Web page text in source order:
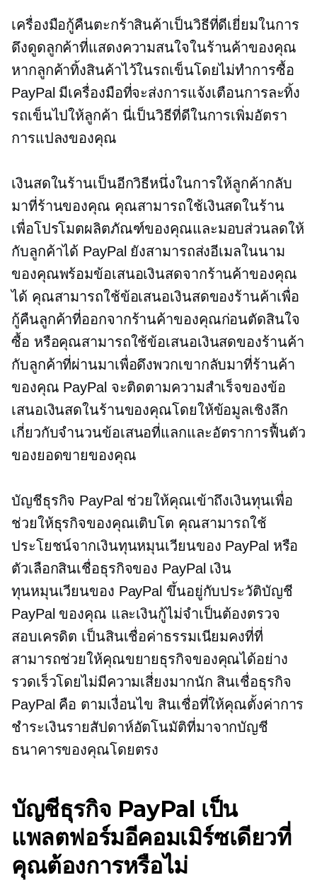
เครื่องมือกู้คืนตะกร้าสินค้าเป็นวิธีที่ดีเยี่ยมในการ
ดึงดูดลูกค้าที่แสดงความสนใจในร้านค้าของคุณ
หากลูกค้าทิ้งสินค้าไว้ในรถเข็นโดยไม่ทำการซื้อ
PayPal มีเครื่องมือที่จะส่งการแจ้งเตือนการละทิ้ง
รถเข็นไปให้ลูกค้า นี่เป็นวิธีที่ดีในการเพิ่มอัตรา
การแปลงของคุณ
เงินสดในร้านเป็นอีกวิธีหนึ่งในการให้ลูกค้ากลับ
มาที่ร้านของคุณ คุณสามารถใช้เงินสดในร้าน
เพื่อโปรโมตผลิตภัณฑ์ของคุณและมอบส่วนลดให้
กับลูกค้าได้ PayPal ยังสามารถส่งอีเมลในนาม
ของคุณพร้อมข้อเสนอเงินสดจากร้านค้าของคุณ
ได้ คุณสามารถใช้ข้อเสนอเงินสดของร้านค้าเพื่อ
กู้คืนลูกค้าที่ออกจากร้านค้าของคุณก่อนตัดสินใจ
ซื้อ หรือคุณสามารถใช้ข้อเสนอเงินสดของร้านค้า
กับลูกค้าที่ผ่านมาเพื่อดึงพวกเขากลับมาที่ร้านค้า
ของคุณ PayPal จะติดตามความสำเร็จของข้อ
เสนอเงินสดในร้านของคุณโดยให้ข้อมูลเชิงลึก
เกี่ยวกับจำนวนข้อเสนอที่แลกและอัตราการฟื้นตัว
ของยอดขายของคุณ
บัญชีธุรกิจ PayPal ช่วยให้คุณเข้าถึงเงินทุนเพื่อ
ช่วยให้ธุรกิจของคุณเติบโต คุณสามารถใช้
ประโยชน์จากเงินทุนหมุนเวียนของ PayPal หรือ
ตัวเลือกสินเชื่อธุรกิจของ PayPal เงิน
ทุนหมุนเวียนของ PayPal ขึ้นอยู่กับประวัติบัญชี
PayPal ของคุณ และเงินกู้ไม่จำเป็นต้องตรวจ
สอบเครดิต เป็นสินเชื่อค่าธรรมเนียมคงที่ที่
สามารถช่วยให้คุณขยายธุรกิจของคุณได้อย่าง
รวดเร็วโดยไม่มีความเสี่ยงมากนัก สินเชื่อธุรกิจ
PayPal คือ ตามเงื่อนไข สินเชื่อที่ให้คุณตั้งค่าการ
ชำระเงินรายสัปดาห์อัตโนมัติที่มาจากบัญชี
ธนาคารของคุณโดยตรง
บัญชีธุรกิจ PayPal เป็น
แพลตฟอร์มอีคอมเมิร์ซเดียวที่
คุณต้องการหรือไม่